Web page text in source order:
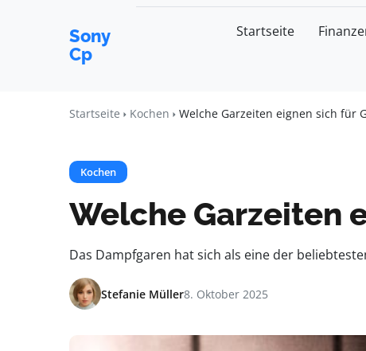
Sony
Cp
Startseite
Startseite Kochen Welche Garzeiten eignen sich für
Kochen
Welche Garzeiten
Das Dampfgaren hat sich als eine der
Stefanie Müller8. Oktober 2025